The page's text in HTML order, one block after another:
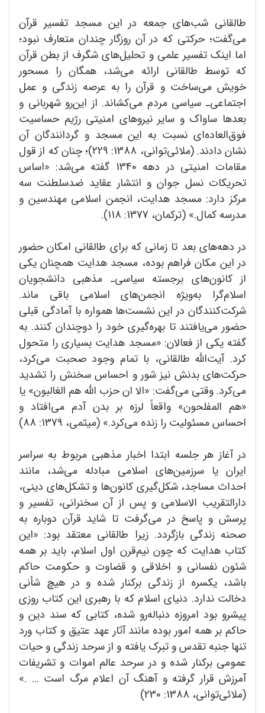
طالقانی شب‌های جمعه در این مسجد تفسیر قرآن
می‌گفت؛ حرکتی که در آن روزگار چندان متعارف نبود؛
اما اینک تفسیر علمی و تحلیل‌های شگرف از بطن قرآن
که توسط طالقانی ارائه می‌شد، همگان را مسحور
خویش می‌ساخت و قرآن را به عرصه زندگی و عمل
اجتماعی‌ـ سیاسی مردم می‌کشاند. از این‌رو شهربانی و
بعدها ساواک و سایر نیروهای امنیتی رژیم حساسیت
فوق‌العاده‌ای نسبت به این مسجد و گردانندگان آن
نشان دادند. (ملائی‌توانی، 1388: 229)؛ چنان که از قول
مقامات امنیتی در دهه 1340 گفته می‌شد: «اساس
تحریکات نسل جوان و انتشار عقاید ضدسلطنت سه
مرکز دارد: مسجد هدایت، انجمن اسلامی مهندسین و
مدرسه کمال.» (ترکمان، 1377: 118).
در دهه‌های بعد تا زمانی که برای طالقانی امکان حضور
در این مکان فراهم بوده، مسجد هدایت همچنان یکی
از کانون‌های برجسته سیاسی‌ـ مذهبی دانشجویان
اسلام‌گرا به‌ویژه انجمن‌های اسلامی باقی ماند.
شرکت‌کنندگان در این نشست‌ها همواره با آمادگی قبلی
حضور می‌یافتند تا بهره‌گیری خود را دوچندان کنند. به
گفته یکی از فعالان: «مسجد هدایت بسیاری را متحول
کرد. آیت‌الله طالقانی، با تمام وجود صحبت می‌کرد،
حرکت‌های بدنش نیز شور و احساس سخنش را تشدید
می‌کرد. وقتی می‌گفت: «الا ان حزب الله هم الغالبون» یا
«هم‌ المفلحون» واقعاً لرزه بر بدن آدم می‌افتاد و
احساس مسئولیت را زنده می‌کرد.» (میثمی، 1379: 88)
در آغاز هر جلسه ابتدا اخبار مذهبی مربوط به سراسر
ایران یا سرزمین‌های اسلامی مبادله می‌شد، مانند
احداث مساجد، شکل‌گیری کانون‌ها و تشکل‌های دینی،
دارالتقریب الاسلامی و پس از آن سخنرانی، تفسیر و
پرسش و پاسخ در می‌گرفت تا شاید قرآن دوباره به
صحنه زندگی بازگردد. زیرا طالقانی معتقد بود: «این
کتاب هدایت که چون نیم‌قرن اول اسلام، باید بر همه
شئون نفسانی و اخلاقی و قضاوت و حکومت حاکم
باشد، یکسره از زندگی برکنار شده و در هیچ شأنی
دخالت ندارد. دنیای اسلام که با رهبری این کتاب روزی
پیشرو بود امروزه دنباله‌رو شده، کتابی که سند دین و
حاکم بر همه امور بوده مانند آثار عهد عتیق و کتاب ورد
تنها جنبه تقدس و تبرک یافته و از سرحد زندگی و حیات
عمومی برکنار شده و در سرحد عالم اموات و تشریفات
آمرزش قرار گرفته و آهنگ آن اعلام مرگ است ... .»
(ملائی‌توانی، 1388: 230)